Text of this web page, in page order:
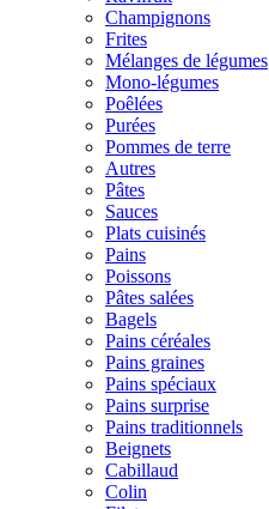
Champignons
Frites
Mélanges de légumes
Mono-légumes
Poêlées
Purées
Pommes de terre
Autres
Pâtes
Sauces
Plats cuisinés
Pains
Poissons
Pâtes salées
Bagels
Pains céréales
Pains graines
Pains spéciaux
Pains surprise
Pains traditionnels
Beignets
Cabillaud
Colin